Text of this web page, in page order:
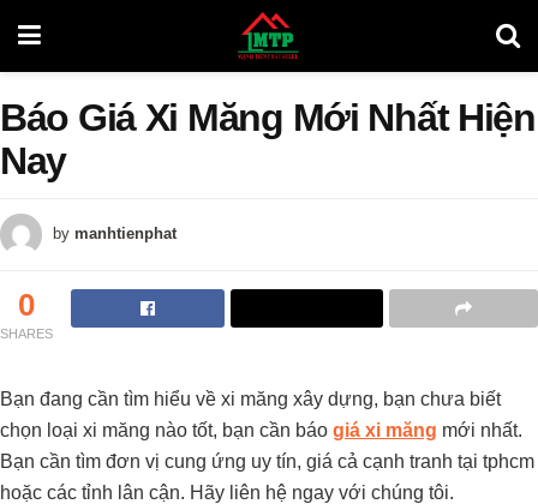
Báo Giá Xi Măng Mới Nhất Hiện
Nay
by manhtienphat
0
SHARES
Bạn đang cần tìm hiểu về xi măng xây dựng, bạn chưa biết
chọn loại xi măng nào tốt, bạn cần báo giá xi măng mới nhất.
Bạn cần tìm đơn vị cung ứng uy tín, giá cả cạnh tranh tại tphcm
hoặc các tỉnh lân cận. Hãy liên hệ ngay với chúng tôi.